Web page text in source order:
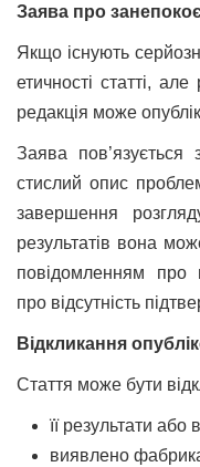
Заява про
Якщо існують
етичності статті,
редакція може
Заява пов’язується
стислий опис
завершення
результатів вона
повідомленням про
про відсутність
Відкликання
Стаття може бути
її результати
виявлено